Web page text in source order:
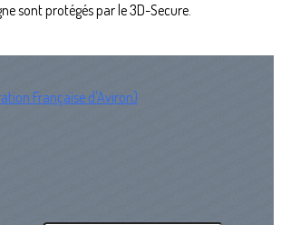
sont protégés par le 3D-Secure.
Française d'Aviron)